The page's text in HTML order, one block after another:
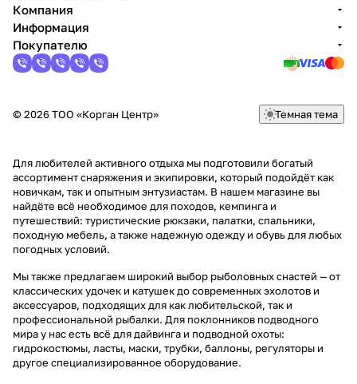
Компания
Информация
Покупателю
© 2026 ТОО «Корган Центр» Темная тема
Для любителей активного отдыха мы подготовили богатый
ассортимент снаряжения и экипировки, который подойдёт как
новичкам, так и опытным энтузиастам. В нашем магазине вы
найдёте всё необходимое для походов, кемпинга и
путешествий: туристические рюкзаки, палатки, спальники,
походную мебель, а также надежную одежду и обувь для любых
погодных условий.
Мы также предлагаем широкий выбор рыболовных снастей — от
классических удочек и катушек до современных эхолотов и
аксессуаров, подходящих для как любительской, так и
профессиональной рыбалки. Для поклонников подводного
мира у нас есть всё для дайвинга и подводной охоты:
гидрокостюмы, ласты, маски, трубки, баллоны, регуляторы и
другое специализированное оборудование.